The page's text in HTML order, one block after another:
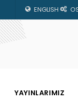
ENGLISH
YAYINLARIMIZ